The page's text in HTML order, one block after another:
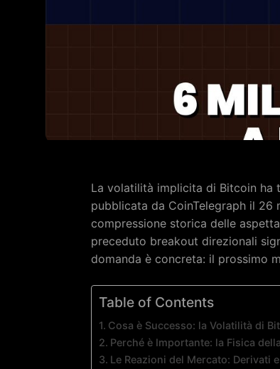
La volatilità implicita di Bitcoin ha
pubblicata da CoinTelegraph il
compressione storica delle
preceduto breakout direzionali
domanda è concreta: il prossimo
Table of Contents
Cosa è Successo: la Volatilità di
Perché è Importante: la Fisica
Le Reazioni del Mercato: Derivati